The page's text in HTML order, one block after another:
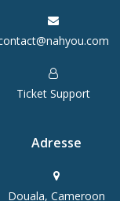
Ticket Support
Adresse
Douala, Cameroon